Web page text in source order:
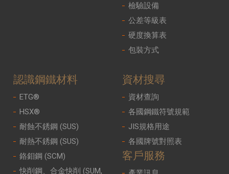
檢驗設備
公差等級表
硬度換算表
包裝方式
認識鋼鐵材料
ETG®
HSX®
耐蝕不銹鋼 (SUS)
耐熱不銹鋼 (SUS)
鉻鉬鋼 (SCM)
快削鋼、合金快削 (SUM,
資材搜尋
資材查詢
各國鋼鐵符號規範
JIS規格用途
各國牌號對照表
客戶服務